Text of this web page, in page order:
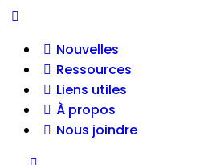
PanelNouvelles
Ressources
Liens utiles
À propos
Nous joindre